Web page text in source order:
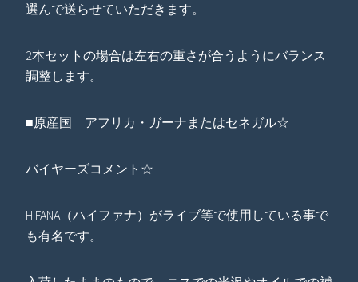
選んで送らせていただきます。
2本セットの場合は左右の重さが合うようにバランス
調整します。
■原産国 アフリカ・ガーナまたはセネガル☆
バイヤーズコメント☆
HIFANA（ハイファナ）がライブ等で使用している事で
も有名です。